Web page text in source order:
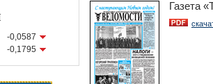
-0,0587
-0,1795
Газета